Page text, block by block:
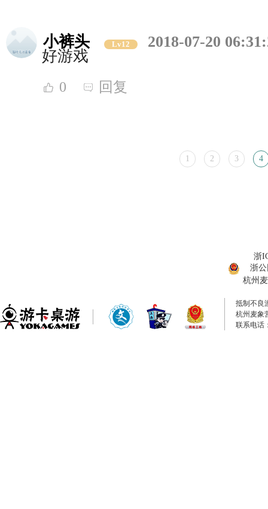
小裤头 Lv12
2018-07-20
好游戏
0 回复
1 2 3 4
浙
浙公
杭州
抵制不良
杭州麦象
联系电话